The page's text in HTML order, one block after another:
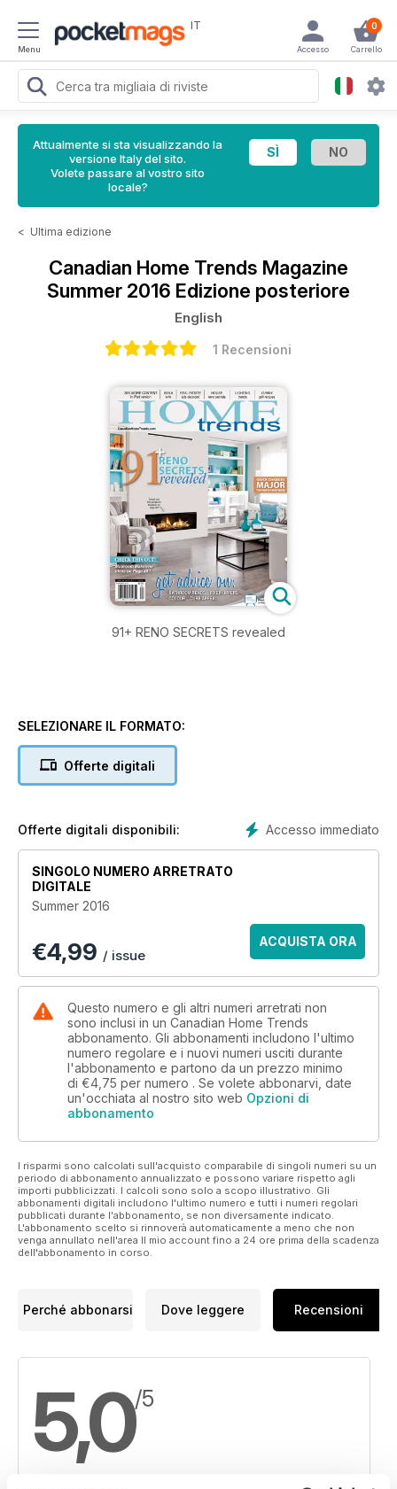
Menu
IT 0
Carrello
Accesso
Attualmente si sta visualizzando la
versione Italy del sito.
Volete passare al vostro sito
locale?
< Ultima edizione
Canadian Home Trends Magazine
Summer 2016 Edizione posteriore
English
1 Recensioni
91+ RENO SECRETS revealed
SELEZIONARE IL FORMATO:
Offerte digitali
Accesso immediato
Offerte digitali disponibili:
SINGOLO NUMERO ARRETRATO
DIGITALE
Summer 2016
€4,99 / issue
ACQUISTA ORA
Questo numero e gli altri numeri arretrati non
sono inclusi in un Canadian Home Trends
abbonamento. Gli abbonamenti includono l'ultimo
numero regolare e i nuovi numeri usciti durante
l'abbonamento e partono da un prezzo minimo
di €4,75 per numero . Se volete abbonarvi, date
un'occhiata al nostro sito web Opzioni di
abbonamento
I risparmi sono calcolati sull'acquisto comparabile di singoli numeri su un
periodo di abbonamento annualizzato e possono variare rispetto agli
importi pubblicizzati. I calcoli sono solo a scopo illustrativo. Gli
abbonamenti digitali includono l'ultimo numero e tutti i numeri regolari
pubblicati durante l'abbonamento, se non diversamente indicato.
L'abbonamento scelto si rinnoverà automaticamente a meno che non
venga annullato nell'area Il mio account fino a 24 ore prima della scadenza
dell'abbonamento in corso.
Perché abbonarsi Dove leggere Recensioni
5,0/5